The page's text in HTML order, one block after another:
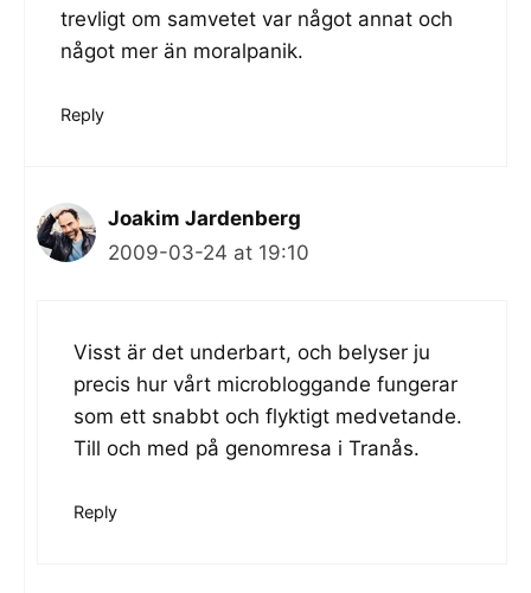
trevligt om samvetet var något annat och
något mer än moralpanik.
Reply
Joakim Jardenberg
2009-03-24 at 19:10
Visst är det underbart, och belyser ju
precis hur vårt microbloggande fungerar
som ett snabbt och flyktigt medvetande.
Till och med på genomresa i Tranås.
Reply